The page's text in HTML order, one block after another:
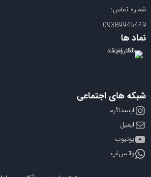
شماره تماس:
09389945449
نماد ها
شبکه های اجتماعی
اینستاگرم
ایمیل
یوتیوب
واتس‌اپ